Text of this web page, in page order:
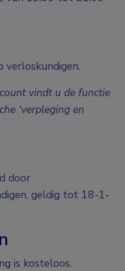
verloskundigen.
vindt u de functie
‘verpleging en
door
geldig tot 18-1-
is kosteloos.